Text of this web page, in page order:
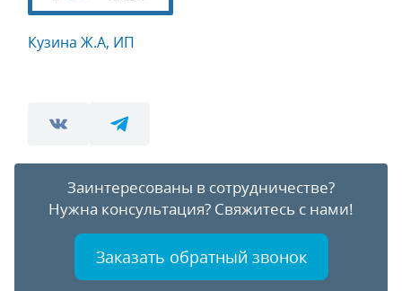
Кузина Ж.А, ИП
Заинтересованы в сотрудничестве?
Нужна консультация? Свяжитесь с нами!
Заказать обратный звонок